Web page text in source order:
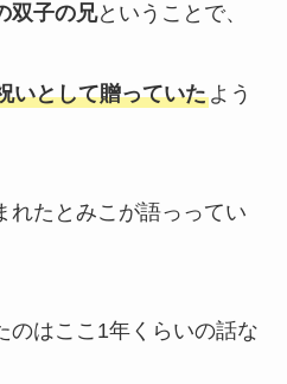
双子の兄ということで、
いとして贈っていたよう
れたとみこが語っってい
のはここ1年くらいの話な